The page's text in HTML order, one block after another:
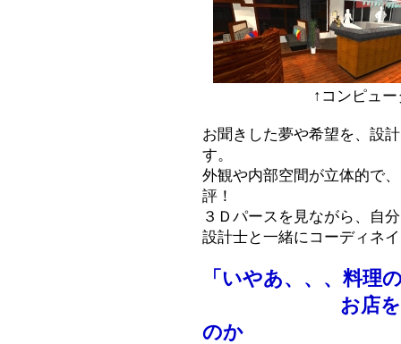
↑コンピュ
お聞きした夢や希望を、設
す。
外観や内部空間が立体的で
評！
３Ｄパースを見ながら、自
設計士と一緒にコーディネ
「いやあ、、、料理
お店をどんな
のか